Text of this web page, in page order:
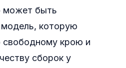
может быть
модель, которую
свободному крою и
сборок у